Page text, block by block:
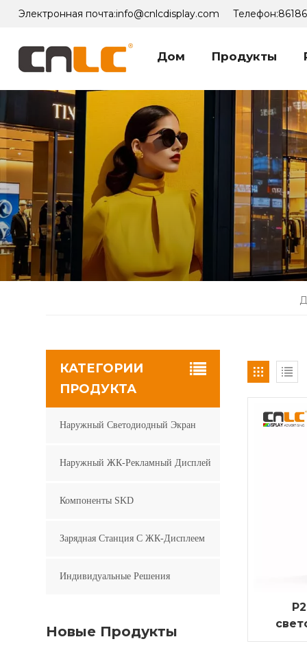
Электронная почта:info@cnlcdisplay.com Телефон:
Дом Продукты
КАТЕГОРИИ
ПРОДУКТА
Наружный Светодиодный Экран
Наружный ЖК-Рекламный Дисплей
Компоненты SKD
Зарядная Станция С ЖК-Дисплеем
Индивидуальные Решения
Новые Продукты